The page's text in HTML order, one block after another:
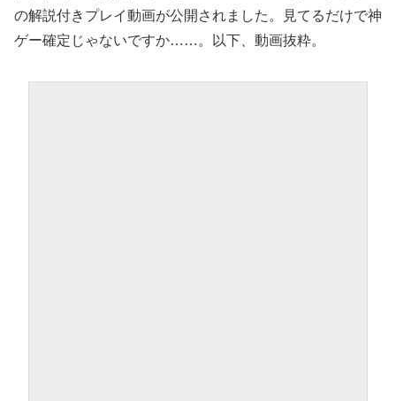
の解説付きプレイ動画が公開されました。見てるだけで神
ゲー確定じゃないですか……。以下、動画抜粋。